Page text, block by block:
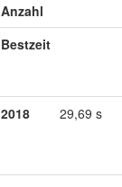
Anzahl
Bestzeit
2018 29,69 s